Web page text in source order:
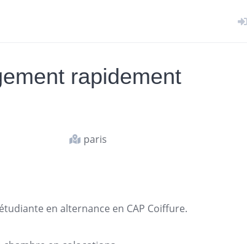
rapidement
paris
en alternance en CAP Coiffure.